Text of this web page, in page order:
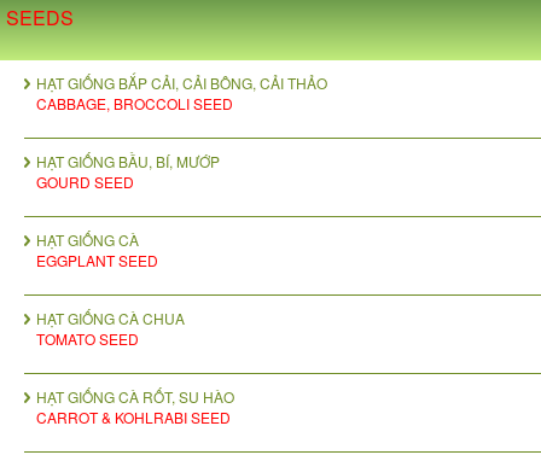
SEEDS
HẠT GIỐNG BẮP CẢI, CẢI BÔNG, CẢI THẢO
CABBAGE, BROCCOLI SEED
HẠT GIỐNG BẦU, BÍ, MƯỚP
GOURD SEED
HẠT GIỐNG CÀ
EGGPLANT SEED
HẠT GIỐNG CÀ CHUA
TOMATO SEED
HẠT GIỐNG CÀ RỐT, SU HÀO
CARROT & KOHLRABI SEED